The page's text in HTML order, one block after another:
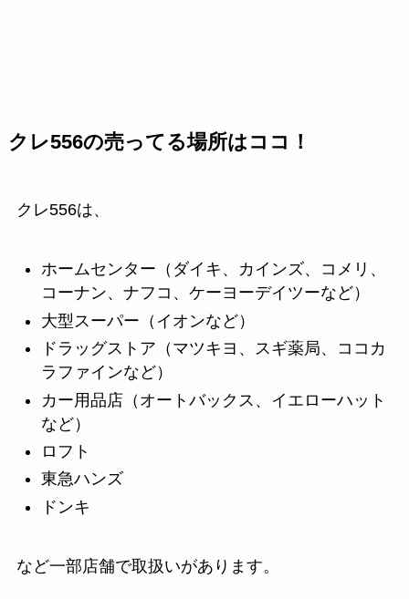
クレ556の売ってる場所はココ！
クレ556は、
ホームセンター（ダイキ、カインズ、コメリ、
コーナン、ナフコ、ケーヨーデイツーなど）
大型スーパー（イオンなど）
ドラッグストア（マツキヨ、スギ薬局、ココカ
ラファインなど）
カー用品店（オートバックス、イエローハット
など）
ロフト
東急ハンズ
ドンキ
など一部店舗で取扱いがあります。